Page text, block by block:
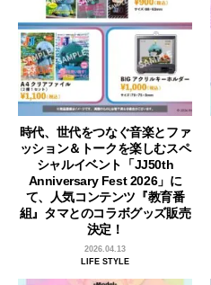
時代、世代をつなぐ音楽とファ
ッション＆トークを楽しむスペ
シャルイベント「JJ50th
Anniversary Fest 2026」に
て、人気コンテンツ『教育番
組』タマとのコラボグッズ販売
決定！
2026.04.13
LIFE STYLE